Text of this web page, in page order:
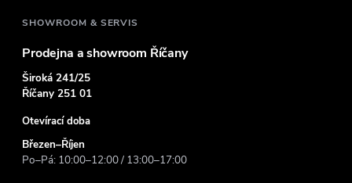
SHOWROOM & SERVIS
Prodejna a showroom Říčany
Široká 241/25
Říčany 251 01
Otevírací doba
Březen–Říjen
Po–Pá: 10:00–12:00 / 13:00–17:00